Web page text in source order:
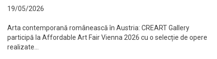
19/05/2026
Arta contemporană românească în Austria: CREART Gallery
participă la Affordable Art Fair Vienna 2026 cu o selecție de opere
realizate...